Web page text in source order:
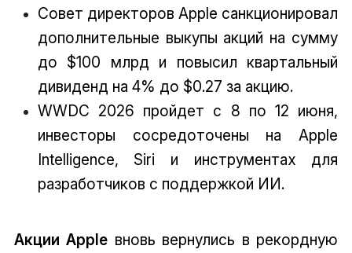
Совет директоров Apple санкционировал
дополнительные выкупы акций на сумму
до $100 млрд и повысил квартальный
дивиденд на 4% до $0.27 за акцию.
WWDC 2026 пройдет с 8 по 12 июня,
инвесторы сосредоточены на Apple
Intelligence, Siri и инструментах для
разработчиков с поддержкой ИИ.
Акции Apple вновь вернулись в рекордную